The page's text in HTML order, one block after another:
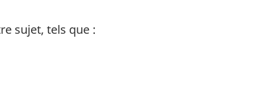
sujet, tels que :